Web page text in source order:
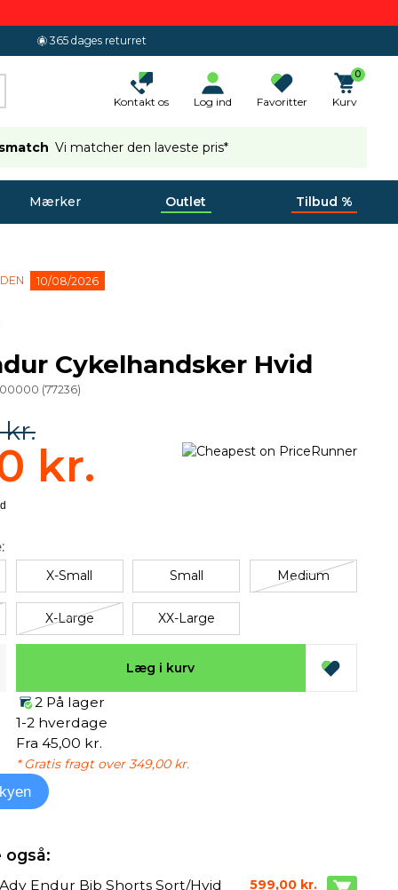
365 dages returret
Kontakt os Log ind Favoritter
0
Kurv
Vi matcher den laveste pris*
Mærker Outlet Tilbud %
10/08/2026
Cykelhandsker Hvid
(77236)
kr.
kr.
X-Small Small Medium
X-Large XX-Large
Læg i kurv
2 På lager
1-2 hverdage
Fra 45,00 kr.
* Gratis fragt over 349,00 kr.
også:
Endur Bib Shorts Sort/Hvid 599,00 kr.